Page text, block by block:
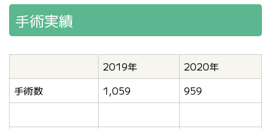
手術実績
2019年
2020年
手術数
1,059 959